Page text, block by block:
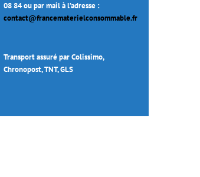
08 84 ou par mail à l’adresse :
contact@francematerielconsommable.fr
Transport assuré par Colissimo,
Chronopost, TNT, GLS